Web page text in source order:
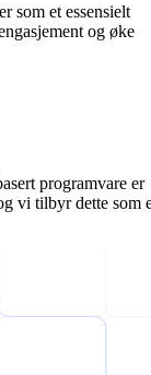
som et essensielt
og øke
programvare er
vi tilbyr dette som